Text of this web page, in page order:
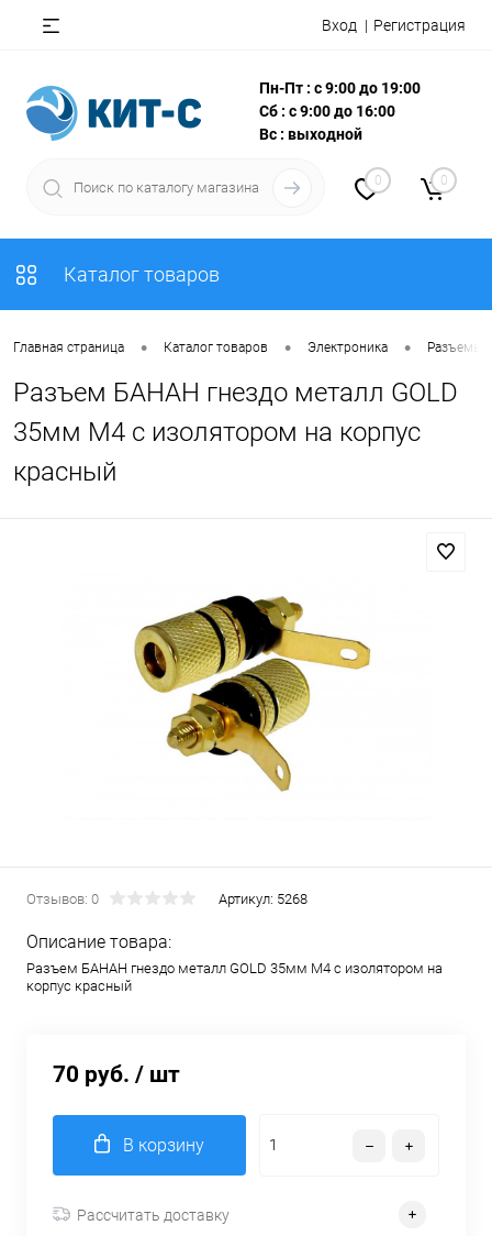
Вход Регистрация
Пн-Пт : с 9:00 до 19:00
Сб : с 9:00 до 16:00
Вс : выходной
0 0
Каталог товаров
Главная страница • Каталог товаров • Электроника • Разъемы,
Разъем БАНАН гнездо металл GOLD
35мм М4 с изолятором на корпус
красный
Отзывов: 0 Артикул: 5268
Описание товара:
Разъем БАНАН гнездо металл GOLD 35мм М4 с изолятором на
корпус красный
70 руб. / шт
В корзину
Рассчитать доставку